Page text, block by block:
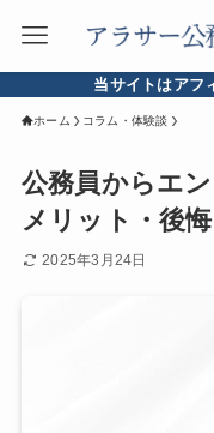
当サイトはアフ
ホーム コラム・体験談
公務員からエ
メリット・後
2025年3月24日